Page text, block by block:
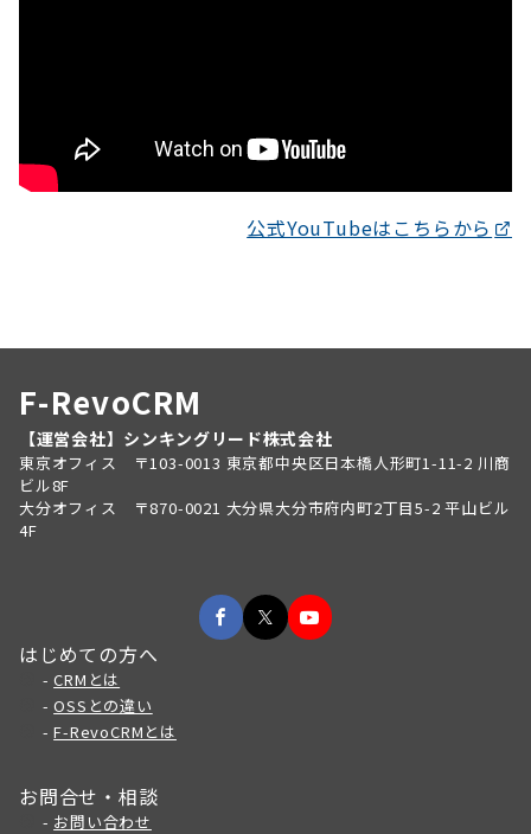
公式YouTubeはこちらから
F-RevoCRM
【運営会社】シンキングリード株式会社
東京オフィス 〒103-0013 東京都中央区日本橋人形町1-11-2 川商
ビル8F
大分オフィス 〒870-0021 大分県大分市府内町2丁目5-2 平山ビル
4F
はじめての方へ
-CRMとは
-OSSとの違い
-F-RevoCRMとは
お問合せ・相談
- お問い合わせ